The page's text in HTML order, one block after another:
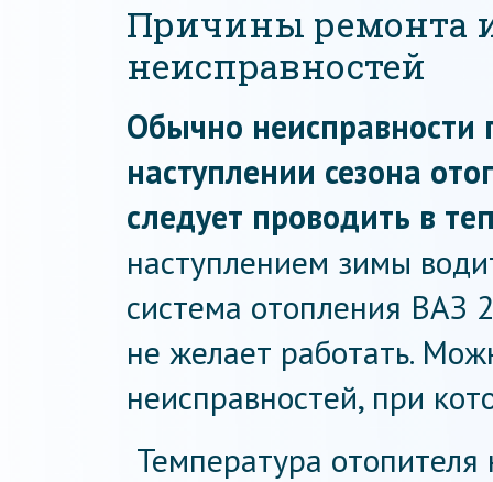
Причины ремонта
неисправностей
Обычно неисправности
наступлении сезона
следует проводить в
наступлением зимы
система отопления ВАЗ
не желает работать.
неисправностей, при
Температура отопителя